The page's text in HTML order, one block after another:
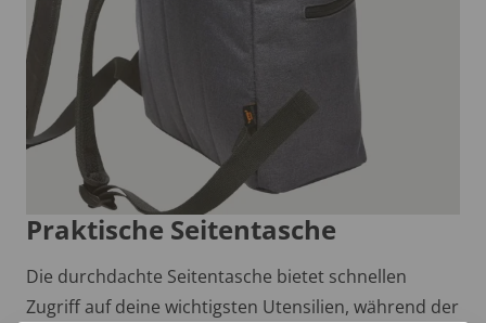
Praktische Seitentasche
Die durchdachte Seitentasche bietet schnellen
Zugriff auf deine wichtigsten Utensilien, während der